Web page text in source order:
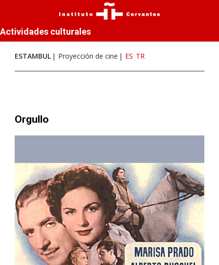
Actividades culturales
ESTAMBUL Proyección de cine ES TR
Orgullo